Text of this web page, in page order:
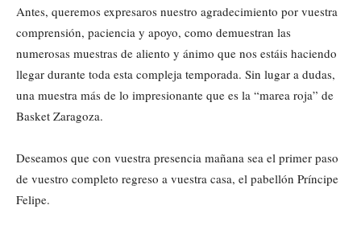
Antes, queremos expresaros nuestro agradecimiento por vuestra
comprensión, paciencia y apoyo, como demuestran las
numerosas muestras de aliento y ánimo que nos estáis haciendo
llegar durante toda esta compleja temporada. Sin lugar a dudas,
una muestra más de lo impresionante que es la “marea roja” de
Basket Zaragoza.
Deseamos que con vuestra presencia mañana sea el primer paso
de vuestro completo regreso a vuestra casa, el pabellón Príncipe
Felipe.